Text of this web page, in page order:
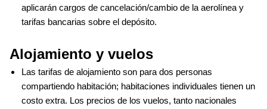
aplicarán cargos de cancelación/cambio de la aerolínea y
tarifas bancarias sobre el depósito.
Alojamiento y vuelos
Las tarifas de alojamiento son para dos personas
compartiendo habitación; habitaciones individuales tienen un
costo extra. Los precios de los vuelos, tanto nacionales